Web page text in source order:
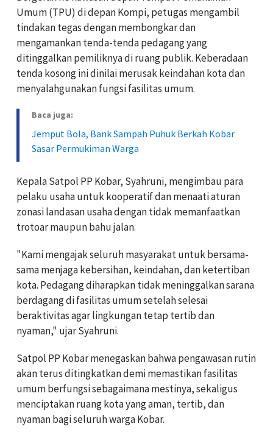
Umum (TPU) di depan Kompi, petugas mengambil
tindakan tegas dengan membongkar dan
mengamankan tenda-tenda pedagang yang
ditinggalkan pemiliknya di ruang publik. Keberadaan
tenda kosong ini dinilai merusak keindahan kota dan
menyalahgunakan fungsi fasilitas umum.
Baca juga:
Jemput Bola, Bank Sampah Puhuk Berkah Kobar
Sasar Permukiman Warga
Kepala Satpol PP Kobar, Syahruni, mengimbau para
pelaku usaha untuk kooperatif dan menaati aturan
zonasi landasan usaha dengan tidak memanfaatkan
trotoar maupun bahu jalan.
"Kami mengajak seluruh masyarakat untuk bersama-
sama menjaga kebersihan, keindahan, dan ketertiban
kota. Pedagang diharapkan tidak meninggalkan sarana
berdagang di fasilitas umum setelah selesai
beraktivitas agar lingkungan tetap tertib dan
nyaman," ujar Syahruni.
Satpol PP Kobar menegaskan bahwa pengawasan rutin
akan terus ditingkatkan demi memastikan fasilitas
umum berfungsi sebagaimana mestinya, sekaligus
menciptakan ruang kota yang aman, tertib, dan
nyaman bagi seluruh warga Kobar.